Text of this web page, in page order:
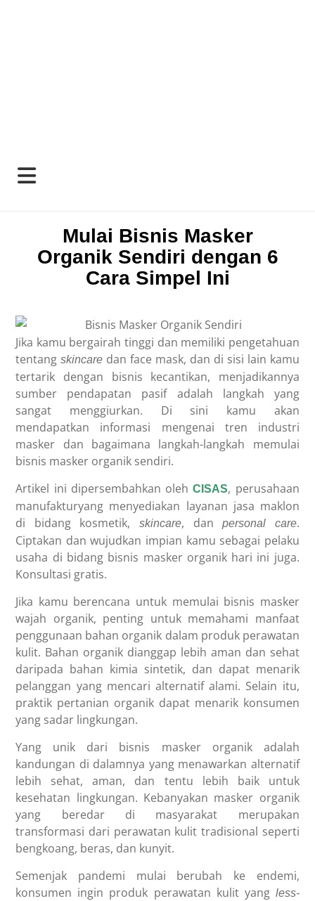
Mulai Bisnis Masker
Organik Sendiri dengan 6
Cara Simpel Ini
Jika kamu bergairah tinggi dan memiliki pengetahuan
tentangskincare dan face mask, dan di sisi lain kamu
tertarik dengan bisnis kecantikan, menjadikannya
sumber pendapatan pasif adalah langkah yang
sangat menggiurkan. Di sini kamu akan
mendapatkan informasi mengenai tren industri
masker dan bagaimana langkah-langkah memulai
bisnis masker organik sendiri.
Artikel ini dipersembahkan olehCISAS, perusahaan
manufakturyang menyediakan layanan jasa maklon
di bidang kosmetik,
skincare, danpersonal care.
Ciptakan dan wujudkan impian kamu sebagai pelaku
usaha di bidang bisnis masker organik hari ini juga.
Konsultasi gratis.
Jika kamu berencana untuk memulai bisnis masker
wajah organik, penting untuk memahami manfaat
penggunaan bahan organik dalam produk perawatan
kulit. Bahan organik dianggap lebih aman dan sehat
daripada bahan kimia sintetik, dan dapat menarik
pelanggan yang mencari alternatif alami. Selain itu,
praktik pertanian organik dapat menarik konsumen
yang sadar lingkungan.
Yang unik dari bisnis masker organik adalah
kandungan di dalamnya yang menawarkan alternatif
lebih sehat, aman, dan tentu lebih baik untuk
kesehatan lingkungan. Kebanyakan masker organik
yang beredar di masyarakat merupakan
transformasi dari perawatan kulit tradisional seperti
bengkoang, beras, dan kunyit.
Semenjak pandemi mulai berubah ke endemi,
konsumen ingin produk perawatan kulit yang less-